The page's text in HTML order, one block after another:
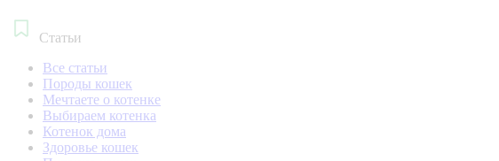
Статьи
Все статьи
Породы кошек
Мечтаете о котенке
Выбираем котенка
Котенок дома
Здоровье кошек